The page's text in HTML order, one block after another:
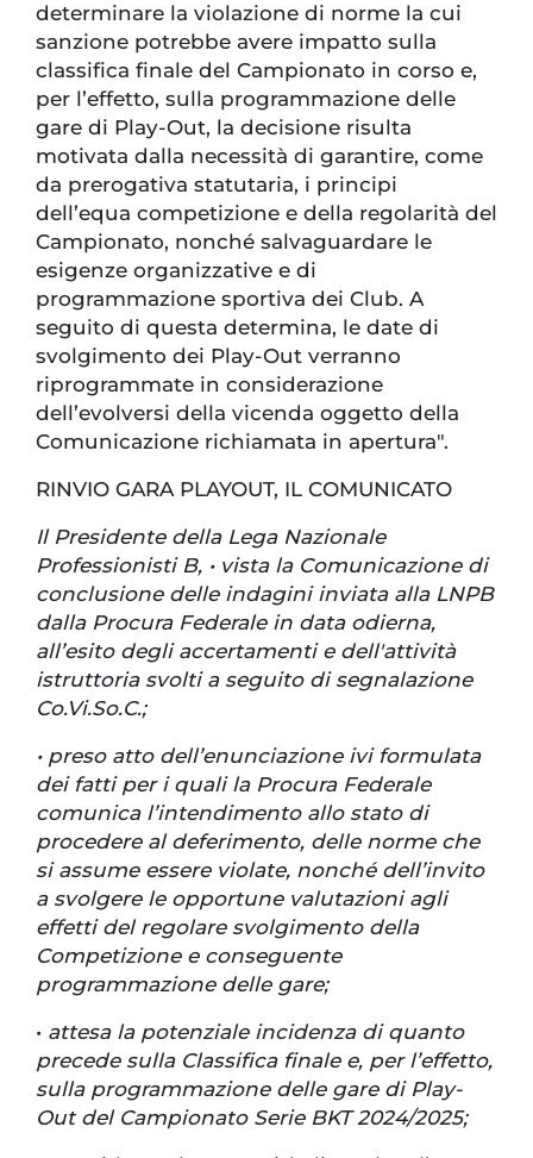
determinare la violazione di norme la cui
sanzione potrebbe avere impatto sulla
classifica finale del Campionato in corso e,
per l’effetto, sulla programmazione delle
gare di Play-Out, la decisione risulta
motivata dalla necessità di garantire, come
da prerogativa statutaria, i principi
dell’equa competizione e della regolarità del
Campionato, nonché salvaguardare le
esigenze organizzative e di
programmazione sportiva dei Club. A
seguito di questa determina, le date di
svolgimento dei Play-Out verranno
riprogrammate in considerazione
dell’evolversi della vicenda oggetto della
Comunicazione richiamata in apertura".
RINVIO GARA PLAYOUT, IL COMUNICATO
Il Presidente della Lega Nazionale
Professionisti B, • vista la Comunicazione di
conclusione delle indagini inviata alla LNPB
dalla Procura Federale in data odierna,
all’esito degli accertamenti e dell'attività
istruttoria svolti a seguito di segnalazione
Co.Vi.So.C.;
• preso atto dell’enunciazione ivi formulata
dei fatti per i quali la Procura Federale
comunica l’intendimento allo stato di
procedere al deferimento, delle norme che
si assume essere violate, nonché dell’invito
a svolgere le opportune valutazioni agli
effetti del regolare svolgimento della
Competizione e conseguente
programmazione delle gare;
• attesa la potenziale incidenza di quanto
precede sulla Classifica finale e, per l’effetto,
sulla programmazione delle gare di Play-
Out del Campionato Serie BKT 2024/2025;